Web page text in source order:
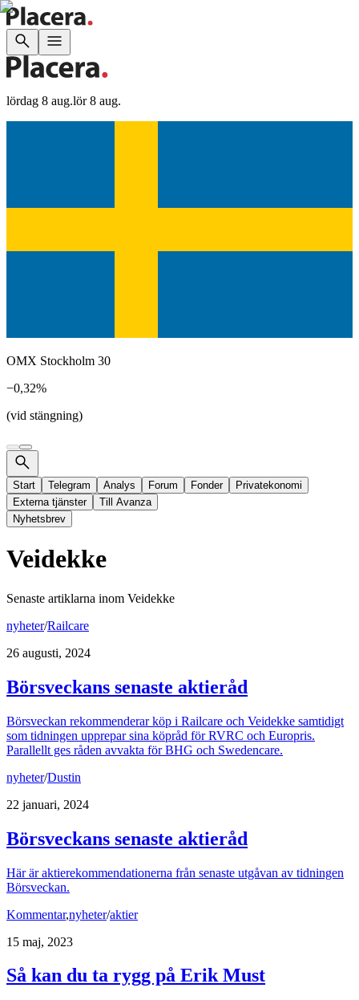
lördag 8 aug.lör 8 aug.
OMX Stockholm 30
−0,32%
(vid stängning)
Start Telegram Analys Forum Fonder
Privatekonomi
Externa tjänster
Till Avanza
Nyhetsbrev
Veidekke
Senaste artiklarna inom Veidekke
nyheter/Railcare
26 augusti, 2024
Börsveckans senaste aktieråd
Börsveckan rekommenderar köp i Railcare och Veidekke samtidigt
som tidningen upprepar sina köpråd för RVRC och Europris.
Parallellt ges råden avvakta för BHG och Swedencare.
nyheter/Dustin
22 januari, 2024
Börsveckans senaste aktieråd
Här är aktierekommendationerna från senaste utgåvan av tidningen
Börsveckan.
Kommentar,nyheter/aktier
15 maj, 2023
Så kan du ta rygg på Erik Must